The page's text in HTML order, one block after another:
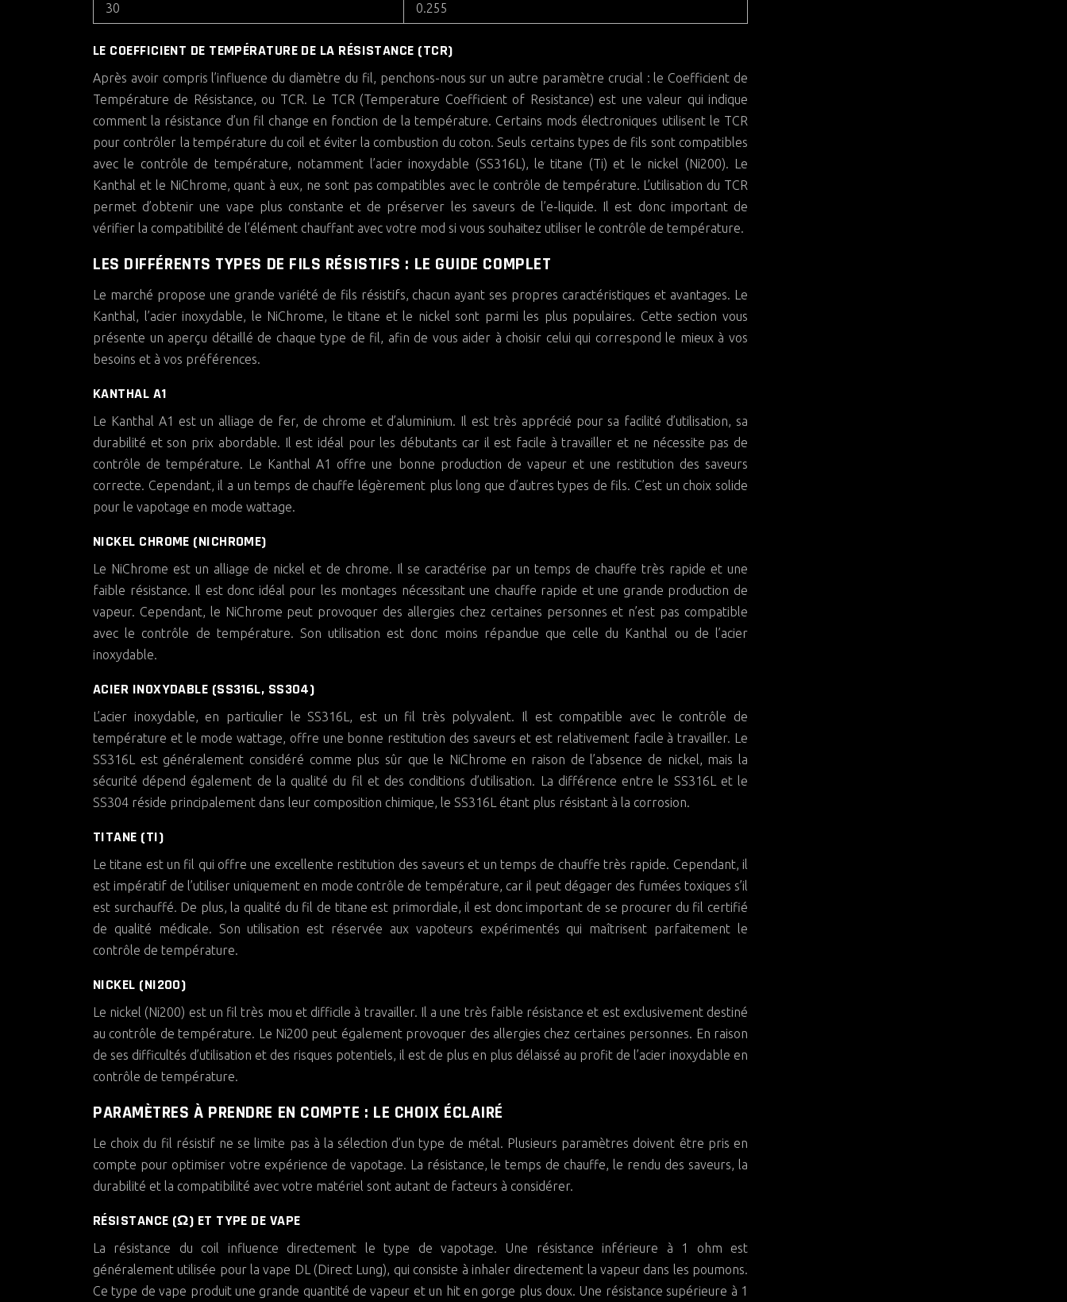
30 0.255
LE COEFFICIENT DE TEMPÉRATURE DE LA RÉSISTANCE (TCR)
Après avoir compris l’influence du diamètre du fil, penchons-nous sur un autre paramètre crucial : le Coefficient de
Température de Résistance, ou TCR. Le TCR (Temperature Coefficient of Resistance) est une valeur qui indique
comment la résistance d’un fil change en fonction de la température. Certains mods électroniques utilisent le TCR
pour contrôler la température du coil et éviter la combustion du coton. Seuls certains types de fils sont compatibles
avec le contrôle de température, notamment l’acier inoxydable (SS316L), le titane (Ti) et le nickel (Ni200). Le
Kanthal et le NiChrome, quant à eux, ne sont pas compatibles avec le contrôle de température. L’utilisation du TCR
permet d’obtenir une vape plus constante et de préserver les saveurs de l’e-liquide. Il est donc important de
vérifier la compatibilité de l’élément chauffant avec votre mod si vous souhaitez utiliser le contrôle de température.
LES DIFFÉRENTS TYPES DE FILS RÉSISTIFS : LE GUIDE COMPLET
Le marché propose une grande variété de fils résistifs, chacun ayant ses propres caractéristiques et avantages. Le
Kanthal, l’acier inoxydable, le NiChrome, le titane et le nickel sont parmi les plus populaires. Cette section vous
présente un aperçu détaillé de chaque type de fil, afin de vous aider à choisir celui qui correspond le mieux à vos
besoins et à vos préférences.
KANTHAL A1
Le Kanthal A1 est un alliage de fer, de chrome et d’aluminium. Il est très apprécié pour sa facilité d’utilisation, sa
durabilité et son prix abordable. Il est idéal pour les débutants car il est facile à travailler et ne nécessite pas de
contrôle de température. Le Kanthal A1 offre une bonne production de vapeur et une restitution des saveurs
correcte. Cependant, il a un temps de chauffe légèrement plus long que d’autres types de fils. C’est un choix solide
pour le vapotage en mode wattage.
NICKEL CHROME (NICHROME)
Le NiChrome est un alliage de nickel et de chrome. Il se caractérise par un temps de chauffe très rapide et une
faible résistance. Il est donc idéal pour les montages nécessitant une chauffe rapide et une grande production de
vapeur. Cependant, le NiChrome peut provoquer des allergies chez certaines personnes et n’est pas compatible
avec le contrôle de température. Son utilisation est donc moins répandue que celle du Kanthal ou de l’acier
inoxydable.
ACIER INOXYDABLE (SS316L, SS304)
L’acier inoxydable, en particulier le SS316L, est un fil très polyvalent. Il est compatible avec le contrôle de
température et le mode wattage, offre une bonne restitution des saveurs et est relativement facile à travailler. Le
SS316L est généralement considéré comme plus sûr que le NiChrome en raison de l’absence de nickel, mais la
sécurité dépend également de la qualité du fil et des conditions d’utilisation. La différence entre le SS316L et le
SS304 réside principalement dans leur composition chimique, le SS316L étant plus résistant à la corrosion.
TITANE (TI)
Le titane est un fil qui offre une excellente restitution des saveurs et un temps de chauffe très rapide. Cependant, il
est impératif de l’utiliser uniquement en mode contrôle de température, car il peut dégager des fumées toxiques s’il
est surchauffé. De plus, la qualité du fil de titane est primordiale, il est donc important de se procurer du fil certifié
de qualité médicale. Son utilisation est réservée aux vapoteurs expérimentés qui maîtrisent parfaitement le
contrôle de température.
NICKEL (NI200)
Le nickel (Ni200) est un fil très mou et difficile à travailler. Il a une très faible résistance et est exclusivement destiné
au contrôle de température. Le Ni200 peut également provoquer des allergies chez certaines personnes. En raison
de ses difficultés d’utilisation et des risques potentiels, il est de plus en plus délaissé au profit de l’acier inoxydable en
contrôle de température.
PARAMÈTRES À PRENDRE EN COMPTE : LE CHOIX ÉCLAIRÉ
Le choix du fil résistif ne se limite pas à la sélection d’un type de métal. Plusieurs paramètres doivent être pris en
compte pour optimiser votre expérience de vapotage. La résistance, le temps de chauffe, le rendu des saveurs, la
durabilité et la compatibilité avec votre matériel sont autant de facteurs à considérer.
RÉSISTANCE (Ω) ET TYPE DE VAPE
La résistance du coil influence directement le type de vapotage. Une résistance inférieure à 1 ohm est
généralement utilisée pour la vape DL (Direct Lung), qui consiste à inhaler directement la vapeur dans les poumons.
Ce type de vape produit une grande quantité de vapeur et un hit en gorge plus doux. Une résistance supérieure à 1